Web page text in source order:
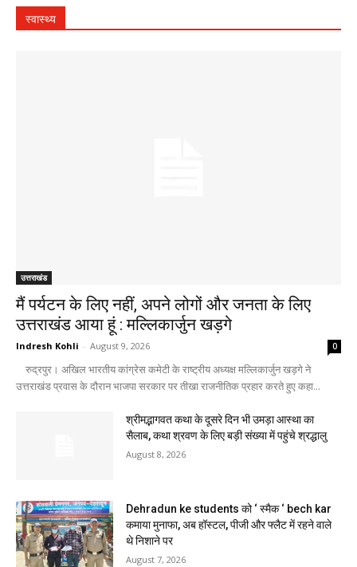
स्वास्थ्य
उत्तराखंड
मैं पर्यटन के लिए नहीं, अपने लोगों और जनता के लिए
उत्तराखंड आया हूं : मल्लिकार्जुन खड़गे
Indresh Kohli - August 9, 2026 0
रुद्रपुर। अखिल भारतीय कांग्रेस कमेटी के राष्ट्रीय अध्यक्ष मल्लिकार्जुन खड़गे ने
उत्तराखंड प्रवास के दौरान भाजपा सरकार पर तीखा राजनीतिक प्रहार करते हुए कहा...
श्रीमद्भागवत कथा के दूसरे दिन भी उमड़ा आस्था का
सैलाब, कथा श्रवण के लिए बड़ी संख्या में पहुंचे श्रद्धालु
August 8, 2026
Dehradun ke students को ‘ स्मैक ‘ bech kar
कमाया मुनाफा, अब हॉस्टल, पीजी और फ्लैट में रहने वाले
थे निशाने पर
August 7, 2026